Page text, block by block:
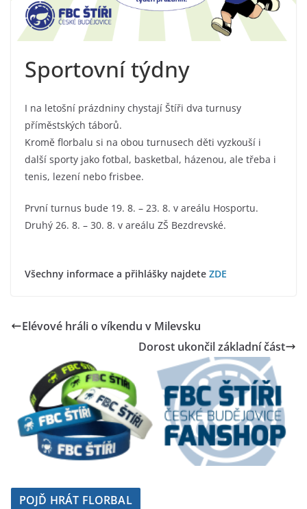
Sportovní týdny
I na letošní prázdniny chystají Štíři dva turnusy
příměstských táborů.
Kromě florbalu si na obou turnusech děti vyzkouší i
další sporty jako fotbal, basketbal, házenou, ale třeba i
tenis, lezení nebo frisbee.
První turnus bude 19. 8. – 23. 8. v areálu Hosportu.
Druhý 26. 8. – 30. 8. v areálu ZŠ Bezdrevské.
Všechny informace a přihlášky najdete ZDE
Elévové hráli o víkendu v Milevsku
Dorost ukončil základní část
POJĎ HRÁT FLORBAL